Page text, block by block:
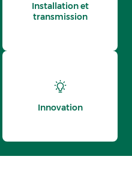
Installation et
transmission
Innovation